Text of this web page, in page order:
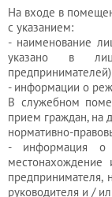
На входе в
с указанием:
- наименование
указано в
- информации о
В служебном
прием граждан, на
нормативно-
- информация о
местонахождение
предпринимателя,
руководителя и /